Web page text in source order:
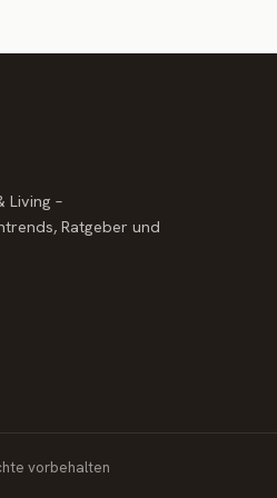
Living –
Ratgeber und
vorbehalten